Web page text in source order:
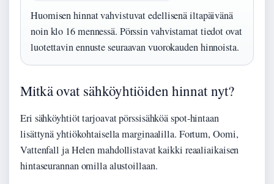
Huomisen hinnat vahvistuvat edellisenä iltapäivänä
noin klo 16 mennessä. Pörssin vahvistamat tiedot ovat
luotettavin ennuste seuraavan vuorokauden hinnoista.
Mitkä ovat sähköyhtiöiden hinnat nyt?
Eri sähköyhtiöt tarjoavat pörssisähköä spot-hintaan
lisättynä yhtiökohtaisella marginaalilla. Fortum, Oomi,
Vattenfall ja Helen mahdollistavat kaikki reaaliaikaisen
hintaseurannan omilla alustoillaan.